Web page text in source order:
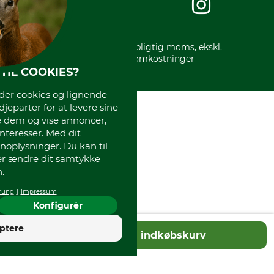
Tilføj til indkøbskurv
Gratis returlabel
* Alle priser inkl. lovpligtig moms, ekskl.
forsendelsesomkostninger
COOKIES?
cookies og lignende
for at levere sine
og vise annoncer,
Med dit
Du kan til
ændre dit samtykke
Impressum
Konfigurér